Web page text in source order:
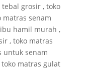
grosir , toko
matras senam
hamil murah ,
, toko matras
untuk senam
matras gulat